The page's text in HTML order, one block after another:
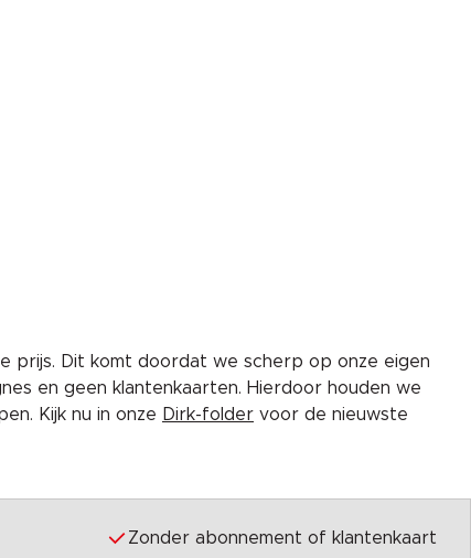
prijs. Dit komt doordat we scherp op onze eigen
en geen klantenkaarten. Hierdoor houden we
Kijk nu in onze Dirk-folder voor de nieuwste
Zonder abonnement of klantenkaart